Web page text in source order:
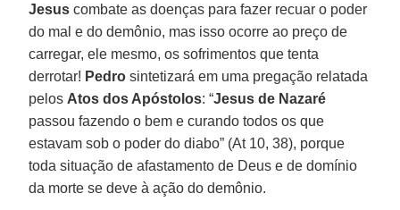
Jesus combate as doenças para fazer recuar o poder
do mal e do demônio, mas isso ocorre ao preço de
carregar, ele mesmo, os sofrimentos que tenta
derrotar! Pedro sintetizará em uma pregação relatada
pelos Atos dos Apóstolos: “Jesus de Nazaré
passou fazendo o bem e curando todos os que
estavam sob o poder do diabo” (At 10, 38), porque
toda situação de afastamento de Deus e de domínio
da morte se deve à ação do demônio.